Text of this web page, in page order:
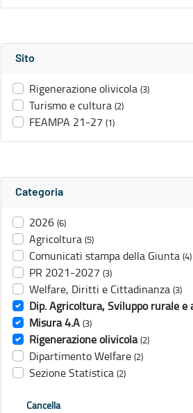
Sito
Rigenerazione olivicola (3)
Turismo e cultura (2)
FEAMPA 21-27 (1)
Categoria
2026 (6)
Agricoltura (5)
Comunicati stampa della Giunta (4)
PR 2021-2027 (3)
Welfare, Diritti e Cittadinanza (3)
Dip. Agricoltura, Sviluppo rurale e
Misura 4.A (3)
Rigenerazione olivicola (2)
Dipartimento Welfare (2)
Sezione Statistica (2)
Cancella